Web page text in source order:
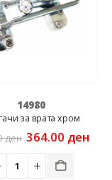
Current
is:
364.00 ден.
Рајбер со